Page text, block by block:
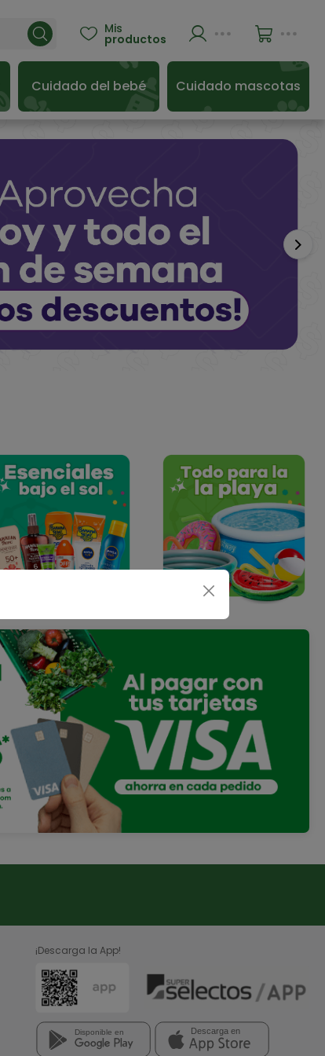
 Mis
productos
Cuidado del bebé Cuidado mascotas
¡Descarga la App!